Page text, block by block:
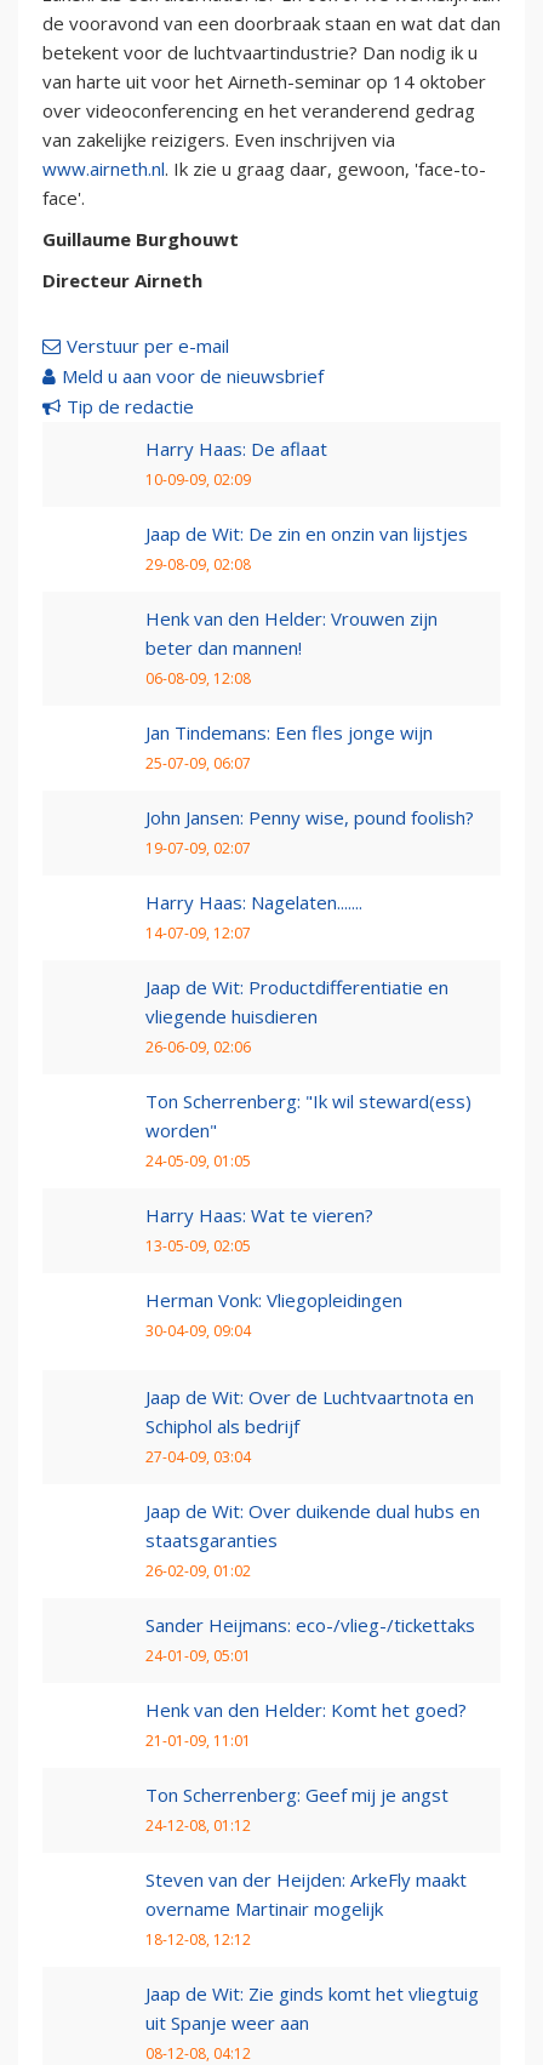
de vooravond van een doorbraak staan en wat dat dan
betekent voor de luchtvaartindustrie? Dan nodig ik u
van harte uit voor het Airneth-seminar op 14 oktober
over videoconferencing en het veranderend gedrag
van zakelijke reizigers. Even inschrijven via
www.airneth.nl. Ik zie u graag daar, gewoon, 'face-to-
face'.
Guillaume Burghouwt
Directeur Airneth
Verstuur per e-mail
Meld u aan voor de nieuwsbrief
Tip de redactie
Harry Haas: De aflaat
10-09-09, 02:09
Jaap de Wit: De zin en onzin van lijstjes
29-08-09, 02:08
Henk van den Helder: Vrouwen zijn
beter dan mannen!
06-08-09, 12:08
Jan Tindemans: Een fles jonge wijn
25-07-09, 06:07
John Jansen: Penny wise, pound foolish?
19-07-09, 02:07
Harry Haas: Nagelaten.......
14-07-09, 12:07
Jaap de Wit: Productdifferentiatie en
vliegende huisdieren
26-06-09, 02:06
Ton Scherrenberg: "Ik wil steward(ess)
worden"
24-05-09, 01:05
Harry Haas: Wat te vieren?
13-05-09, 02:05
Herman Vonk: Vliegopleidingen
30-04-09, 09:04
Jaap de Wit: Over de Luchtvaartnota en
Schiphol als bedrijf
27-04-09, 03:04
Jaap de Wit: Over duikende dual hubs en
staatsgaranties
26-02-09, 01:02
Sander Heijmans: eco-/vlieg-/tickettaks
24-01-09, 05:01
Henk van den Helder: Komt het goed?
21-01-09, 11:01
Ton Scherrenberg: Geef mij je angst
24-12-08, 01:12
Steven van der Heijden: ArkeFly maakt
overname Martinair mogelijk
18-12-08, 12:12
Jaap de Wit: Zie ginds komt het vliegtuig
uit Spanje weer aan
08-12-08, 04:12